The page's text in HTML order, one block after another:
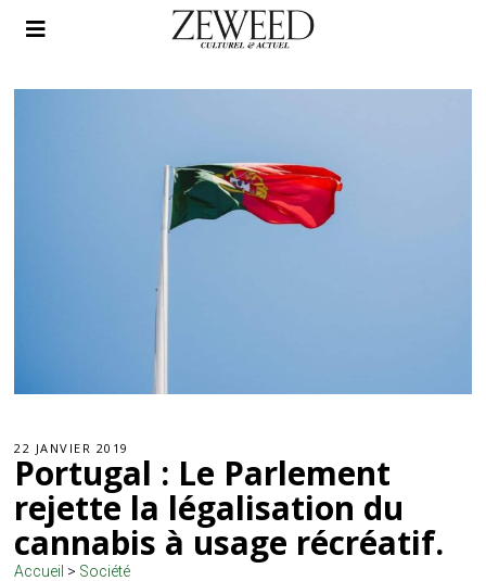
22 JANVIER 2019
Portugal : Le Parlement
rejette la légalisation du
cannabis à usage récréatif.
Accueil > Société